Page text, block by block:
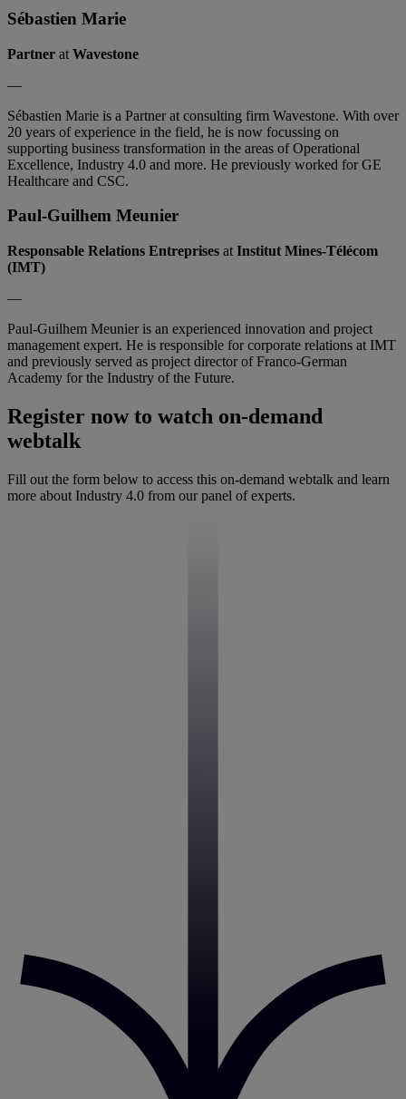
Sébastien Marie
Partner at Wavestone
—
Sébastien Marie is a Partner at consulting firm Wavestone. With over
20 years of experience in the field, he is now focussing on
supporting business transformation in the areas of Operational
Excellence, Industry 4.0 and more. He previously worked for GE
Healthcare and CSC.
Paul-Guilhem Meunier
Responsable Relations Entreprises at Institut Mines-Télécom
(IMT)
—
Paul-Guilhem Meunier is an experienced innovation and project
management expert. He is responsible for corporate relations at IMT
and previously served as project director of Franco-German
Academy for the Industry of the Future.
Register now to watch on-demand
webtalk
Fill out the form below to access this on-demand webtalk and learn
more about Industry 4.0 from our panel of experts.